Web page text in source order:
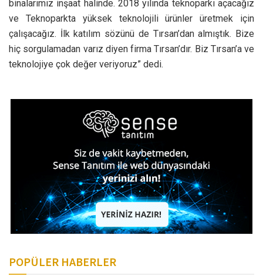
binalarımız inşaat halinde. 2018 yılında teknoparkı açacağız
ve Teknoparkta yüksek teknolojili ürünler üretmek için
çalışacağız. İlk katılım sözünü de Tırsan’dan almıştık. Bize
hiç sorgulamadan varız diyen firma Tırsan’dır. Biz Tırsan’a ve
teknolojiye çok değer veriyoruz” dedi.
POPÜLER HABERLER